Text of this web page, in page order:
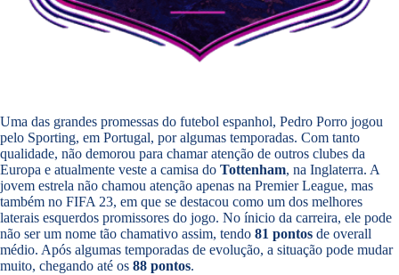
Uma das grandes promessas do futebol espanhol, Pedro Porro jogou
pelo Sporting, em Portugal, por algumas temporadas. Com tanto
qualidade, não demorou para chamar atenção de outros clubes da
Europa e atualmente veste a camisa do Tottenham, na Inglaterra. A
jovem estrela não chamou atenção apenas na Premier League, mas
também no FIFA 23, em que se destacou como um dos melhores
laterais esquerdos promissores do jogo. No ínicio da carreira, ele pode
não ser um nome tão chamativo assim, tendo 81 pontos de overall
médio. Após algumas temporadas de evolução, a situação pode mudar
muito, chegando até os 88 pontos.